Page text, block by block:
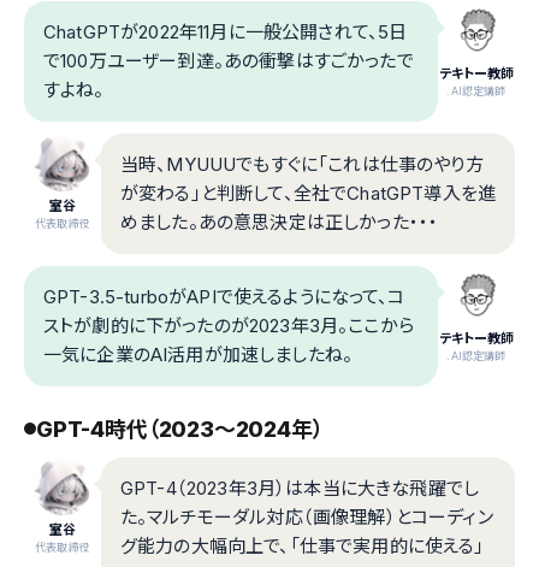
テキトー教師
.AI認定講師
ChatGPTが2022年11月に一般公開されて、5日
で100万ユーザー到達。あの衝撃はすごかったで
すよね。
室谷
代表取締役
当時、MYUUUでもすぐに「これは仕事のやり方
が変わる」と判断して、全社でChatGPT導入を進
めました。あの意思決定は正しかった・・・
テキトー教師
.AI認定講師
GPT-3.5-turboがAPIで使えるようになって、コ
ストが劇的に下がったのが2023年3月。ここから
一気に企業のAI活用が加速しましたね。
GPT-4時代（2023〜2024年）
室谷
代表取締役
GPT-4（2023年3月）は本当に大きな飛躍でし
た。マルチモーダル対応（画像理解）とコーディン
グ能力の大幅向上で、「仕事で実用的に使える」